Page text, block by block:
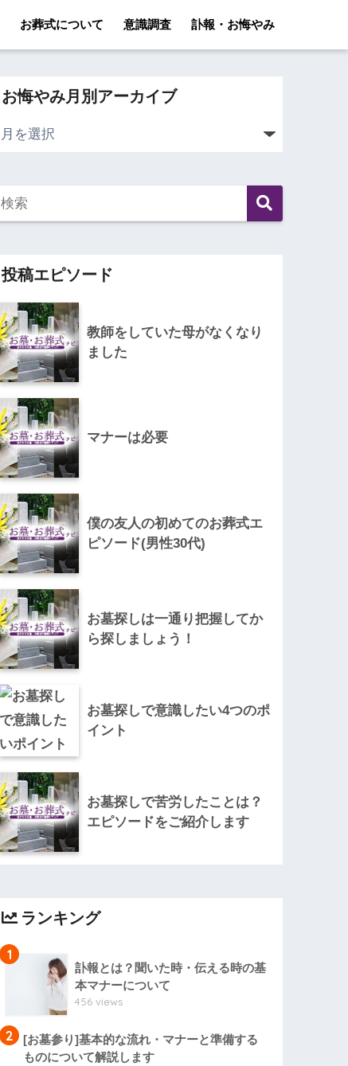
お葬式について 意識調査 訃報・お悔やみ
お悔やみ月別アーカイブ
投稿エピソード
教師をしていた母がなくなり
ました
マナーは必要
僕の友人の初めてのお葬式エ
ピソード(男性30代)
お墓探しは一通り把握してか
ら探しましょう！
お墓探しで意識したい4つのポ
イント
お墓探しで苦労したことは？
エピソードをご紹介します
ランキング
1
訃報とは？聞いた時・伝える時の基
本マナーについて
456 views
2
[お墓参り]基本的な流れ・マナーと準備する
ものについて解説します